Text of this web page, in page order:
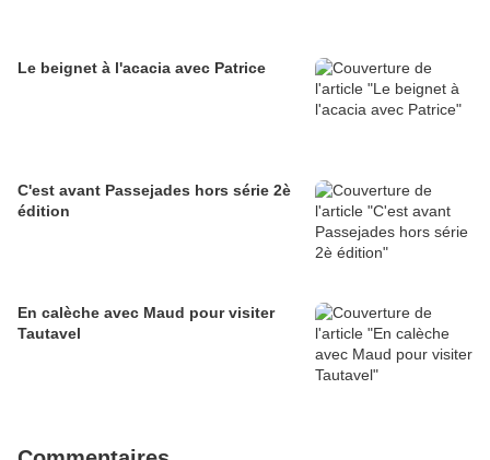
Le beignet à l'acacia avec Patrice
C'est avant Passejades hors série 2è
édition
En calèche avec Maud pour visiter
Tautavel